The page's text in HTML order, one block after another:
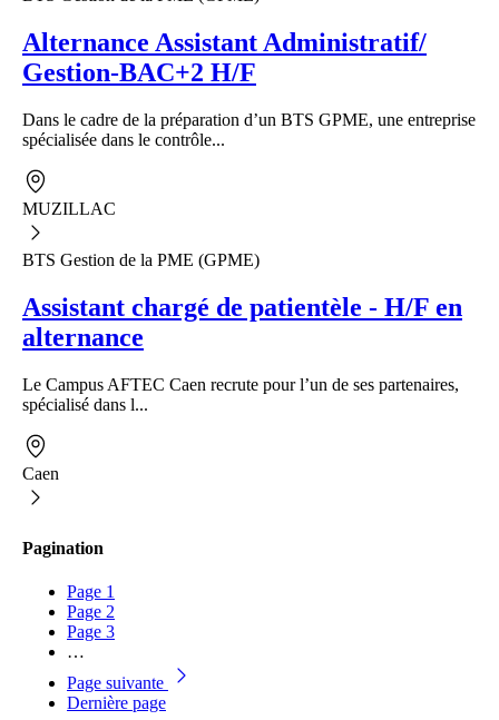
Alternance Assistant Administratif/
Gestion-BAC+2 H/F
Dans le cadre de la préparation d’un BTS GPME, une entreprise
spécialisée dans le contrôle...
MUZILLAC
BTS Gestion de la PME (GPME)
Assistant chargé de patientèle - H/F en
alternance
Le Campus AFTEC Caen recrute pour l’un de ses partenaires,
spécialisé dans l...
Caen
Pagination
Page 1
Page 2
Page 3
…
Page suivante
Dernière page